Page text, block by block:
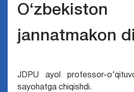
O‘zbekiston
jannatmakon
JDPU ayol professor-
sayohatga chiqishdi.